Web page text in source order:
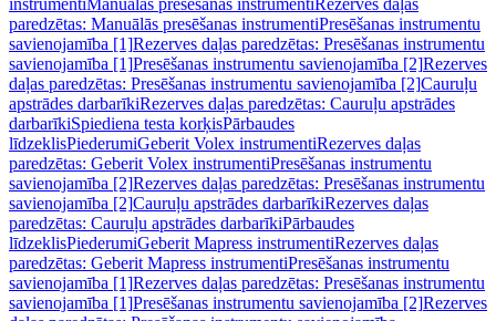
instrumentiManuālās presēšanas instrumentiRezerves daļas
paredzētas: Manuālās presēšanas instrumentiPresēšanas instrumentu
savienojamība [1]Rezerves daļas paredzētas: Presēšanas instrumentu
savienojamība [1]Presēšanas instrumentu savienojamība [2]Rezerves
daļas paredzētas: Presēšanas instrumentu savienojamība [2]Cauruļu
apstrādes darbarīkiRezerves daļas paredzētas: Cauruļu apstrādes
darbarīkiSpiediena testa korķisPārbaudes
līdzeklisPiederumiGeberit Volex instrumentiRezerves daļas
paredzētas: Geberit Volex instrumentiPresēšanas instrumentu
savienojamība [2]Rezerves daļas paredzētas: Presēšanas instrumentu
savienojamība [2]Cauruļu apstrādes darbarīkiRezerves daļas
paredzētas: Cauruļu apstrādes darbarīkiPārbaudes
līdzeklisPiederumiGeberit Mapress instrumentiRezerves daļas
paredzētas: Geberit Mapress instrumentiPresēšanas instrumentu
savienojamība [1]Rezerves daļas paredzētas: Presēšanas instrumentu
savienojamība [1]Presēšanas instrumentu savienojamība [2]Rezerves